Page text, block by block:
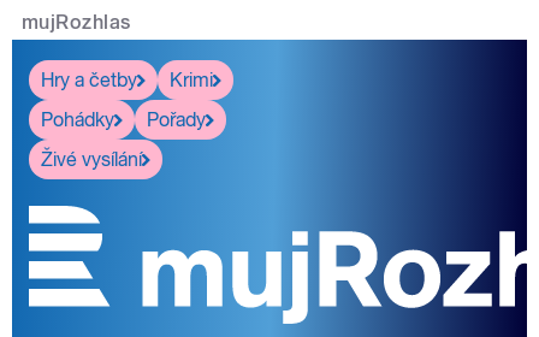
mujRozhlas
Hry a četby
Krimi
Pohádky
Pořady
Živé vysílání